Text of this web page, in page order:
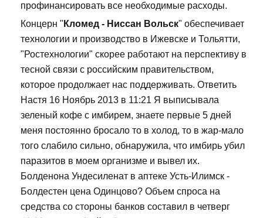
профинансировать все необходимые расходы.
Концерн " Кломед - Ниссан Вольск" обеспечивает
технологии и производство в Ижевске и Тольятти,
"Ростехнологии" скорее работают на перспективу в
тесной связи с российским правительством,
которое продолжает нас поддерживать. Ответить
Настя 16 Ноябрь 2013 в 11:21 Я выписывала
зеленый кофе с имбирем, знаете первые 5 дней
меня постоянно бросало то в холод, то в жар-мало
того слабило сильно, обнаружила, что имбирь убил
паразитов в моем организме и вывел их.
Болденона Ундесиленат в аптеке Усть-Илимск -
Болдестен цена Одинцово? Объем спроса на
средства со стороны банков составил в четверг